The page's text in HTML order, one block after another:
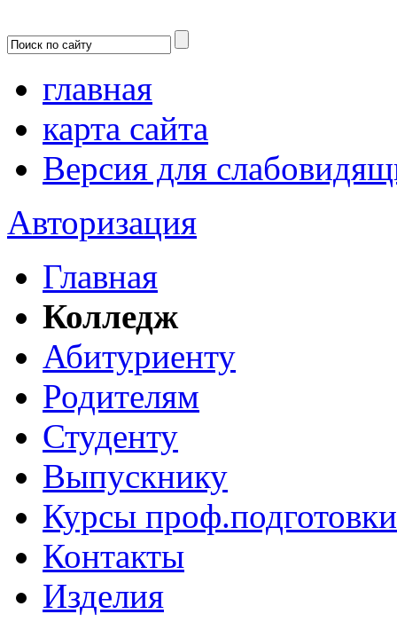
главная
карта сайта
Версия для
Авторизация
Главная
Колледж
Абитуриенту
Родителям
Студенту
Выпускнику
Курсы проф.подготовки
Контакты
Изделия